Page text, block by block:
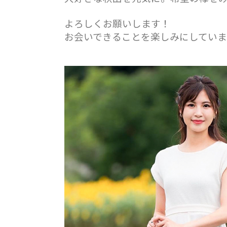
よろしくお願いします！
お会いできることを楽しみにしてい